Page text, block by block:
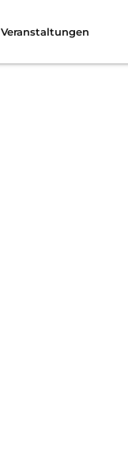
Veranstaltungen